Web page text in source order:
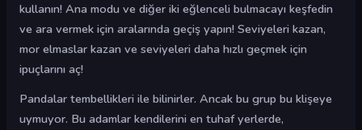
kullanın! Ana modu ve diğer iki eğlenceli bulmacayı keşfedin
ve ara vermek için aralarında geçiş yapın! Seviyeleri kazan,
mor elmaslar kazan ve seviyeleri daha hızlı geçmek için
ipuçlarını aç!
Pandalar tembellikleri ile bilinirler. Ancak bu grup bu klişeye
uymuyor. Bu adamlar kendilerini en tuhaf yerlerde,